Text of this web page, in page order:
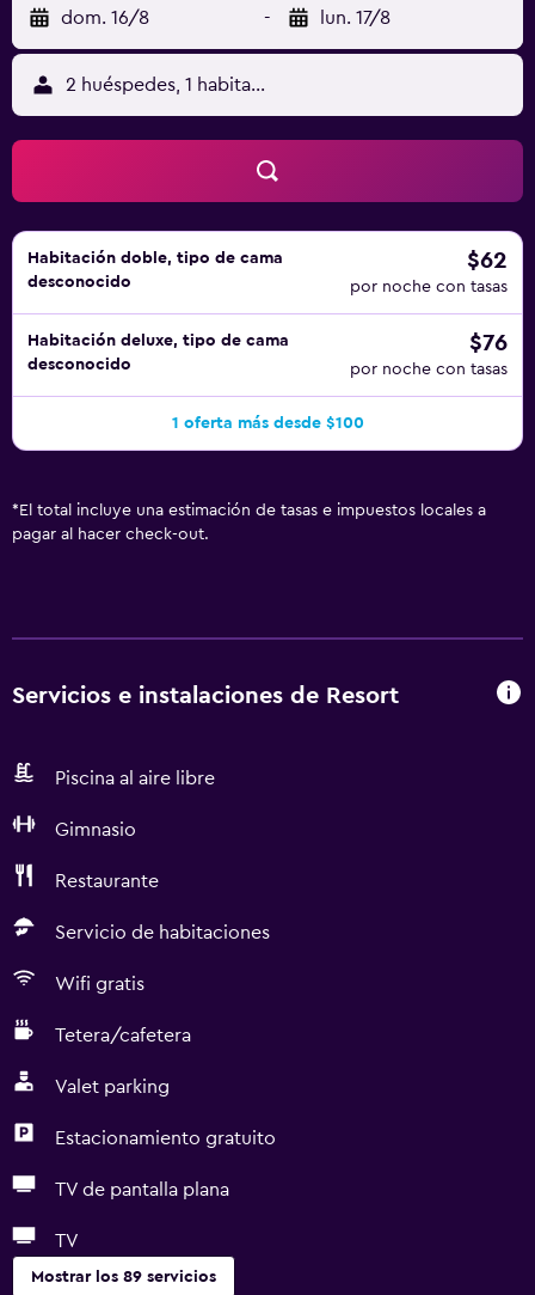
dom. 16/8 - lun. 17/8
2 huéspedes, 1 habitación
Habitación doble, tipo de cama
desconocido
$62
por noche con tasas
Habitación deluxe, tipo de cama
desconocido
$76
por noche con tasas
1 oferta más desde $100
* El total incluye una estimación de tasas e impuestos locales a
pagar al hacer check-out.
Servicios e instalaciones de Resort
Piscina al aire libre
Gimnasio
Restaurante
Servicio de habitaciones
Wifi gratis
Tetera/cafetera
Valet parking
Estacionamiento gratuito
TV de pantalla plana
TV
Mostrar los 89 servicios